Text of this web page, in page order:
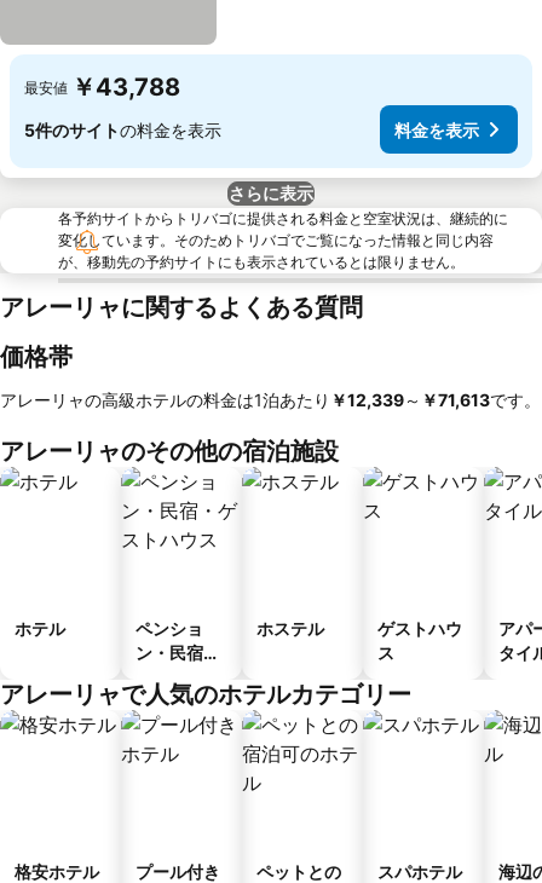
最安値 ￥43,788
5件のサイトの料金を表示 料金を表示
さらに表示
各予約サイトからトリバゴに提供される料金と空室状況は、継続的に
変化しています。そのためトリバゴでご覧になった情報と同じ内容
が、移動先の予約サイトにも表示されているとは限りません。
アレーリャに関するよくある質問
価格帯
アレーリャの高級ホテルの料金は1泊あたり ‎￥12,339～ ‎￥71,613です。
アレーリャのその他の宿泊施設
ホテル
ペンショ
ン・民宿・
ス
ホステル
ゲストハウ
ス
アパ
タイ
アレーリャで人気のホテルカテゴリー
格安ホテル
プール付き
ペットとの
スパホテル
海辺